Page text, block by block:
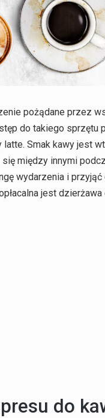
pożądane przez
do takiego
latte. Smak kawy jest
się między innymi
wydarzenia i
jest
do